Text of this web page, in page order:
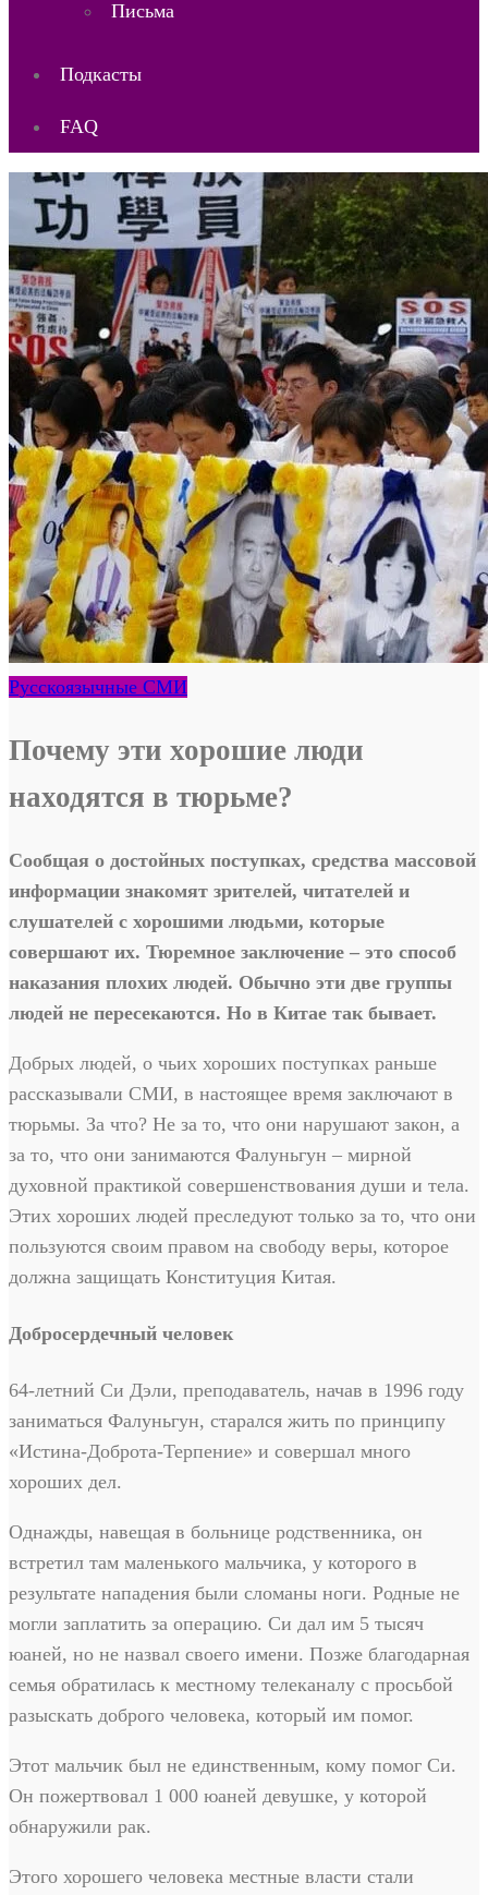
Письма
Подкасты
FAQ
Русскоязычные СМИ
Почему эти хорошие люди
находятся в тюрьме?
Сообщая о достойных поступках, средства массовой
информации знакомят зрителей, читателей и
слушателей с хорошими людьми, которые
совершают их. Тюремное заключение – это способ
наказания плохих людей. Обычно эти две группы
людей не пересекаются. Но в Китае так бывает.
Добрых людей, о чьих хороших поступках раньше
рассказывали СМИ, в настоящее время заключают в
тюрьмы. За что? Не за то, что они нарушают закон, а
за то, что они занимаются Фалуньгун – мирной
духовной практикой совершенствования души и тела.
Этих хороших людей преследуют только за то, что они
пользуются своим правом на свободу веры, которое
должна защищать Конституция Китая.
Добросердечный человек
64-летний Си Дэли, преподаватель, начав в 1996 году
заниматься Фалуньгун, старался жить по принципу
«Истина-Доброта-Терпение» и совершал много
хороших дел.
Однажды, навещая в больнице родственника, он
встретил там маленького мальчика, у которого в
результате нападения были сломаны ноги. Родные не
могли заплатить за операцию. Си дал им 5 тысяч
юаней, но не назвал своего имени. Позже благодарная
семья обратилась к местному телеканалу с просьбой
разыскать доброго человека, который им помог.
Этот мальчик был не единственным, кому помог Си.
Он пожертвовал 1 000 юаней девушке, у которой
обнаружили рак.
Этого хорошего человека местные власти стали